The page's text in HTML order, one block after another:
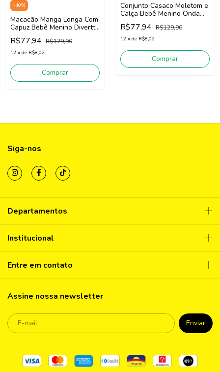
-40%
Macacão Manga Longa Com
Capuz Bebê Menino Divertto
16192 (Off White/Verde)
R$77,94 R$129,90
12 x de R$8,02
Comprar
Conjunto Casaco Moletom e
Calça Bebê Menino Onda
Marinha 251005 (Off
White/Azul)
R$77,94 R$129,90
12 x de R$8,02
Comprar
Siga-nos
Departamentos
Institucional
Entre em contato
Assine nossa newsletter